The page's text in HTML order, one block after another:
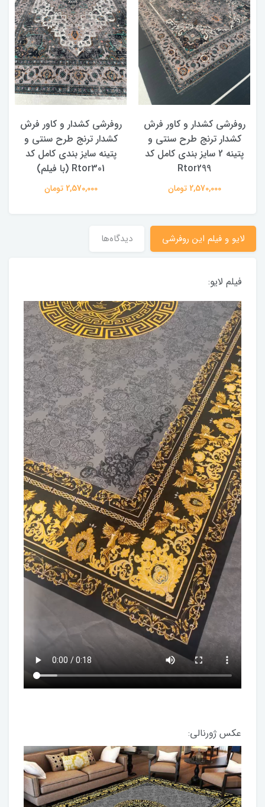
روفرشی کشدار و کاور فرش
کشدار ترنج طرح سنتی و
پتینه 2 سایز بندی کامل کد
Rtor299
2,570,000 تومان
روفرشی کشدار و کاور فرش
کشدار ترنج طرح سنتی و
پتینه سایز بندی کامل کد
Rtor301 (با فیلم)
2,570,000 تومان
لایو و فیلم این روفرشی دیدگاه‌ها
فیلم لایو:
عکس ژورنالی: